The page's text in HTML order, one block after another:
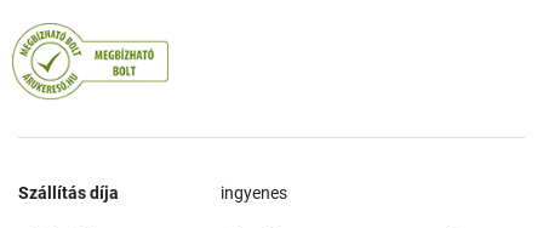
Szállítás díja ingyenes